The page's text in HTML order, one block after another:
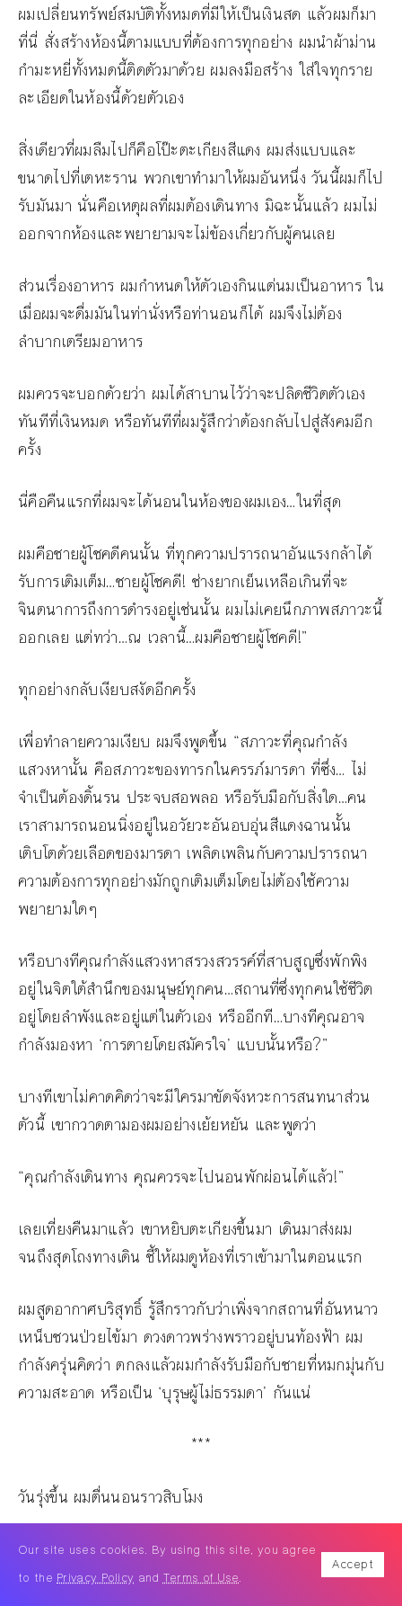
ผมเปลี่ยนทรัพย์สมบัติทั้งหมดที่มีให้เป็นเงินสด แล้วผมก็มา
ที่นี่ สั่งสร้างห้องนี้ตามแบบที่ต้องการทุกอย่าง ผมนำผ้าม่าน
กำมะหยี่ทั้งหมดนี้ติดตัวมาด้วย ผมลงมือสร้าง ใส่ใจทุกราย
ละเอียดในห้องนี้ด้วยตัวเอง
สิ่งเดียวที่ผมลืมไปก็คือโป๊ะตะเกียงสีแดง ผมส่งแบบและ
ขนาดไปที่เตหะราน พวกเขาทำมาให้ผมอันหนึ่ง วันนี้ผมก็ไป
รับมันมา นั่นคือเหตุผลที่ผมต้องเดินทาง มิฉะนั้นแล้ว ผมไม่
ออกจากห้องและพยายามจะไม่ข้องเกี่ยวกับผู้คนเลย
ส่วนเรื่องอาหาร ผมกำหนดให้ตัวเองกินแต่นมเป็นอาหาร ใน
เมื่อผมจะดื่มมันในท่านั่งหรือท่านอนก็ได้ ผมจึงไม่ต้อง
ลำบากเตรียมอาหาร
ผมควรจะบอกด้วยว่า ผมได้สาบานไว้ว่าจะปลิดชีวิตตัวเอง
ทันทีที่เงินหมด หรือทันทีที่ผมรู้สึกว่าต้องกลับไปสู่สังคมอีก
ครั้ง
นี่คือคืนแรกที่ผมจะได้นอนในห้องของผมเอง…ในที่สุด
ผมคือชายผู้โชคดีคนนั้น ที่ทุกความปรารถนาอันแรงกล้าได้
รับการเติมเต็ม…ชายผู้โชคดี! ช่างยากเย็นเหลือเกินที่จะ
จินตนาการถึงการดำรงอยู่เช่นนั้น ผมไม่เคยนึกภาพสภาวะนี้
ออกเลย แต่ทว่า…ณ เวลานี้…ผมคือชายผู้โชคดี!”
ทุกอย่างกลับเงียบสงัดอีกครั้ง
เพื่อทำลายความเงียบ ผมจึงพูดขึ้น “สภาวะที่คุณกำลัง
แสวงหานั้น คือสภาวะของทารกในครรภ์มารดา ที่ซึ่ง… ไม่
จำเป็นต้องดิ้นรน ประจบสอพลอ หรือรับมือกับสิ่งใด…คน
เราสามารถนอนนิ่งอยู่ในอวัยวะอันอบอุ่นสีแดงฉานนั้น
เติบโตด้วยเลือดของมารดา เพลิดเพลินกับความปรารถนา
ความต้องการทุกอย่างมักถูกเติมเต็มโดยไม่ต้องใช้ความ
พยายามใดๆ
หรือบางทีคุณกำลังแสวงหาสรวงสวรรค์ที่สาบสูญซึ่งพักพิง
อยู่ในจิตใต้สำนึกของมนุษย์ทุกคน…สถานที่ซึ่งทุกคนใช้ชีวิต
อยู่โดยลำพังและอยู่แต่ในตัวเอง หรืออีกที…บางทีคุณอาจ
กำลังมองหา ‘การตายโดยสมัครใจ’ แบบนั้นหรือ?”
บางทีเขาไม่คาดคิดว่าจะมีใครมาขัดจังหวะการสนทนาส่วน
ตัวนี้ เขากวาดตามองผมอย่างเย้ยหยัน และพูดว่า
“คุณกำลังเดินทาง คุณควรจะไปนอนพักผ่อนได้แล้ว!”
เลยเที่ยงคืนมาแล้ว เขาหยิบตะเกียงขึ้นมา เดินมาส่งผม
จนถึงสุดโถงทางเดิน ชี้ให้ผมดูห้องที่เราเข้ามาในตอนแรก
ผมสูดอากาศบริสุทธิ์ รู้สึกราวกับว่าเพิ่งจากสถานที่อันหนาว
เหน็บชวนป่วยไข้มา ดวงดาวพร่างพราวอยู่บนท้องฟ้า ผม
กำลังครุ่นคิดว่า ตกลงแล้วผมกำลังรับมือกับชายที่หมกมุ่นกับ
ความสะอาด หรือเป็น ‘บุรุษผู้ไม่ธรรมดา’ กันแน่
***
วันรุ่งขึ้น ผมตื่นนอนราวสิบโมง
เพื่อจะกล่าวลาเจ้าบ้าน ผมจึงเดินเข้าไปในโถงทางเดิน…เคาะ
ประตูเบาๆ ราวกับคนนอกศาสนาที่กำลังเข้าใกล้วิหาร
Our site uses cookies. By using this site, you agree
to the Privacy Policy andTerms of Use.
Accept